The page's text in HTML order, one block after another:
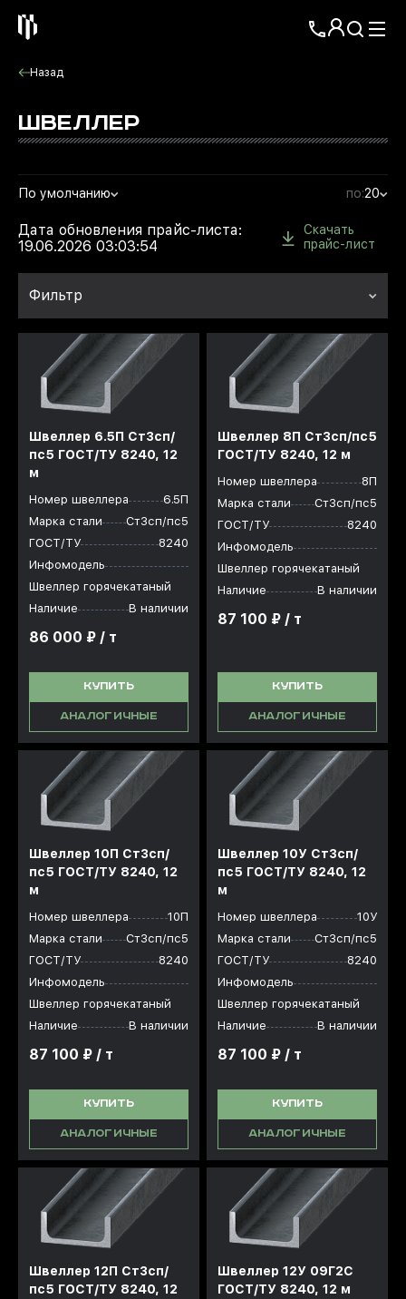
Назад
ШВЕЛЛЕР
По умолчанию по:20
Дата обновления прайс-листа:
19.06.2026 03:03:54
Скачать
прайс-лист
Фильтр
Швеллер 6.5П Ст3сп/
пс5 ГОСТ/ТУ 8240, 12
м
Номер швеллера
6.5П
Марка стали
Ст3сп/пс5
ГОСТ/ТУ
8240
Инфомодель
Швеллер горячекатаный
Наличие
В наличии
86 000 ₽ / т
КУПИТЬ
АНАЛОГИЧНЫЕ
Швеллер 8П Ст3сп/пс5
ГОСТ/ТУ 8240, 12 м
Номер швеллера
8П
Марка стали
Ст3сп/пс5
ГОСТ/ТУ
8240
Инфомодель
Швеллер горячекатаный
Наличие
В наличии
87 100 ₽ / т
КУПИТЬ
АНАЛОГИЧНЫЕ
Швеллер 10П Ст3сп/
пс5 ГОСТ/ТУ 8240, 12
м
Номер швеллера
10П
Марка стали
Ст3сп/пс5
ГОСТ/ТУ
8240
Инфомодель
Швеллер горячекатаный
Наличие
В наличии
87 100 ₽ / т
КУПИТЬ
АНАЛОГИЧНЫЕ
Швеллер 10У Ст3сп/
пс5 ГОСТ/ТУ 8240, 12
м
Номер швеллера
10У
Марка стали
Ст3сп/пс5
ГОСТ/ТУ
8240
Инфомодель
Швеллер горячекатаный
Наличие
В наличии
87 100 ₽ / т
КУПИТЬ
АНАЛОГИЧНЫЕ
Швеллер 12П Ст3сп/
пс5 ГОСТ/ТУ 8240, 12
Швеллер 12У 09Г2С
ГОСТ/ТУ 8240, 12 м